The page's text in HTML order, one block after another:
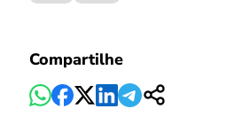
Compartilhe